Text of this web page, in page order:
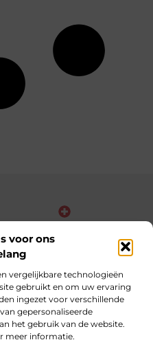
voor ons
vergelijkbare technologieën
gebruikt en om uw ervaring
ingezet voor verschillende
gepersonaliseerde
het gebruik van de website.
meer informatie.
nieuwe inzichten.
over uiteenlopende